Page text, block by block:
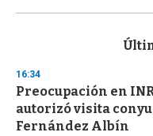
s
d
s
o
f
3
16:34
Preocupación en
autorizó visita
Fernández Albín